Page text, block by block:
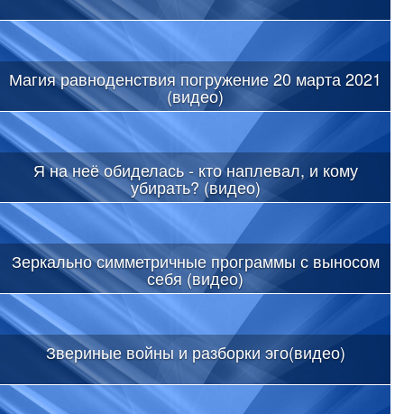
Магия равноденствия погружение 20 марта 2021
(видео)
Я на неё обиделась - кто наплевал, и кому
убирать? (видео)
Зеркально симметричные программы с выносом
себя (видео)
Звериные войны и разборки эго(видео)